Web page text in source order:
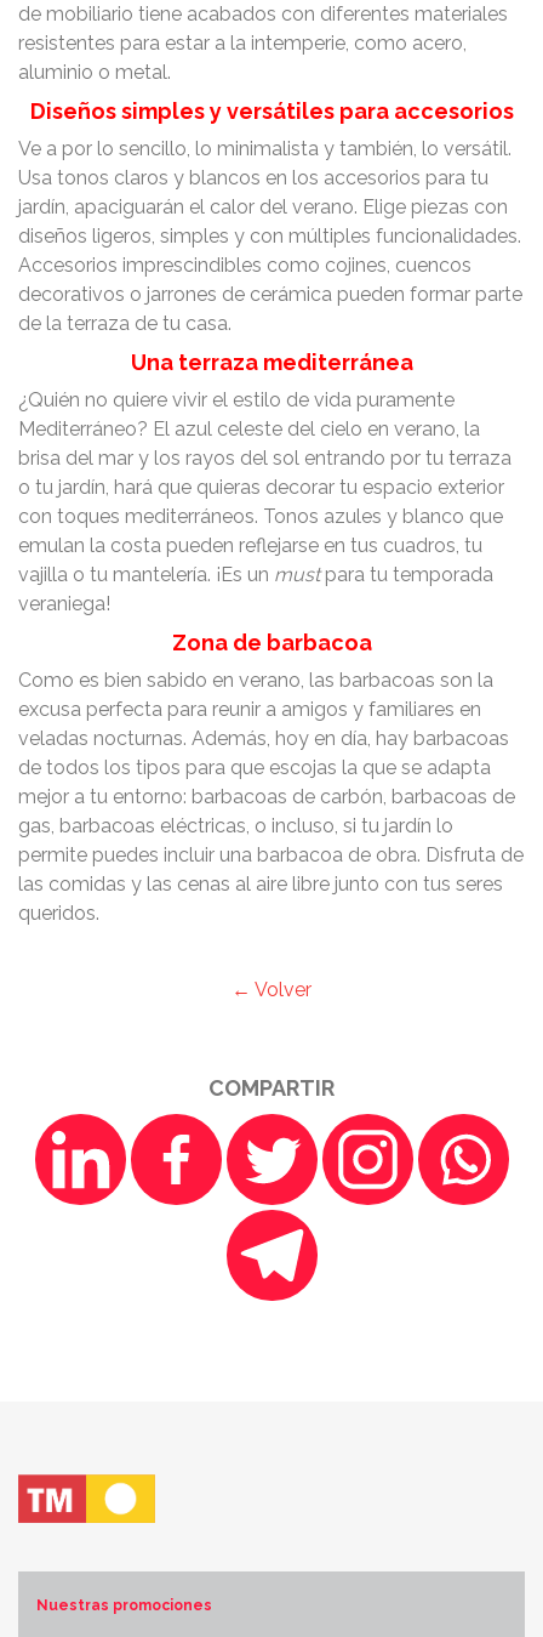
de mobiliario tiene acabados con diferentes materiales
resistentes para estar a la intemperie, como acero,
aluminio o metal.
Diseños simples y versátiles para accesorios
Ve a por lo sencillo, lo minimalista y también, lo versátil.
Usa tonos claros y blancos en los accesorios para tu
jardín, apaciguarán el calor del verano. Elige piezas con
diseños ligeros, simples y con múltiples funcionalidades.
Accesorios imprescindibles como cojines, cuencos
decorativos o jarrones de cerámica pueden formar parte
de la terraza de tu casa.
Una terraza mediterránea
¿Quién no quiere vivir el estilo de vida puramente
Mediterráneo? El azul celeste del cielo en verano, la
brisa del mar y los rayos del sol entrando por tu terraza
o tu jardín, hará que quieras decorar tu espacio exterior
con toques mediterráneos. Tonos azules y blanco que
emulan la costa pueden reflejarse en tus cuadros, tu
vajilla o tu mantelería. ¡Es un mustpara tu temporada
veraniega!
Zona de barbacoa
Como es bien sabido en verano, las barbacoas son la
excusa perfecta para reunir a amigos y familiares en
veladas nocturnas. Además, hoy en día, hay barbacoas
de todos los tipos para que escojas la que se adapta
mejor a tu entorno: barbacoas de carbón, barbacoas de
gas, barbacoas eléctricas, o incluso, si tu jardín lo
permite puedes incluir una barbacoa de obra. Disfruta de
las comidas y las cenas al aire libre junto con tus seres
queridos.
← Volver
COMPARTIR
Nuestras promociones